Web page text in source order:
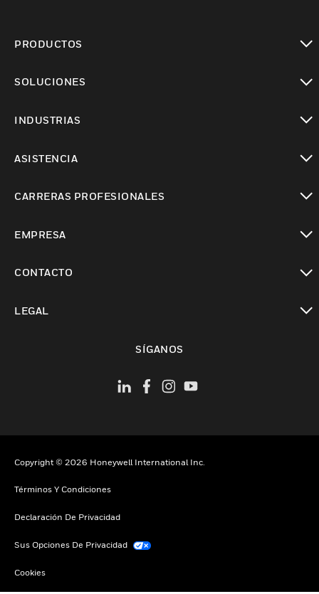
PRODUCTOS
SOLUCIONES
INDUSTRIAS
ASISTENCIA
CARRERAS PROFESIONALES
EMPRESA
CONTACTO
LEGAL
SÍGANOS
Copyright © 2026 Honeywell International Inc.
Términos Y Condiciones
Declaración De Privacidad
Sus Opciones De Privacidad
Cookies